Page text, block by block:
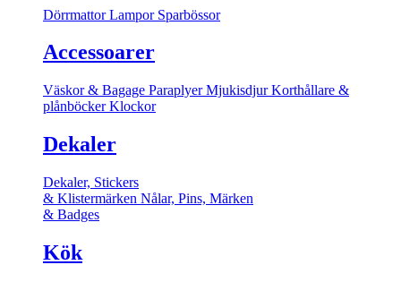
DörrmattorLampor Sparbössor
Accessoarer
Väskor & Bagage ParaplyerMjukisdjurKorthållare &
plånböckerKlockor
Dekaler
Dekaler, Stickers
& Klistermärken Nålar, Pins, Märken
& Badges
Kök